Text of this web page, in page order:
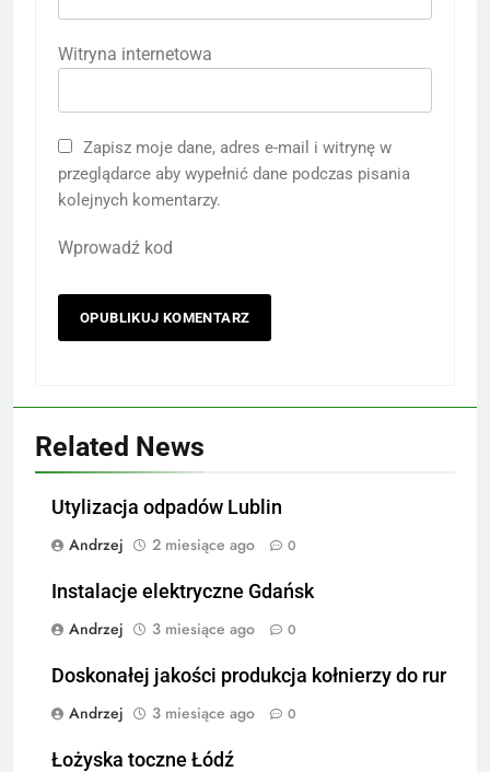
Witryna internetowa
Zapisz moje dane, adres e-mail i witrynę w
przeglądarce aby wypełnić dane podczas pisania
kolejnych komentarzy.
Wprowadź kod
Related News
Utylizacja odpadów Lublin
Andrzej
2 miesiące ago 0
Instalacje elektryczne Gdańsk
Andrzej
3 miesiące ago 0
Doskonałej jakości produkcja kołnierzy do rur
Andrzej
3 miesiące ago 0
Łożyska toczne Łódź